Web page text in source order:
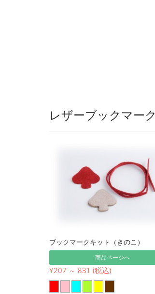
レザーブックマーク
ブックマークキット（きのこ）
商品ページへ
¥207 ～ 831 (税込)